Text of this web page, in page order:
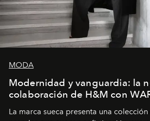
MODA
Modernidad y vanguardia: la
colaboración de H&M con
La marca sueca presenta una